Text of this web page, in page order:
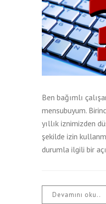
Ben bağımlı
mensubuyum.
yıllık iznimizden
şekilde izin
durumla ilgili bir
Devamını oku..